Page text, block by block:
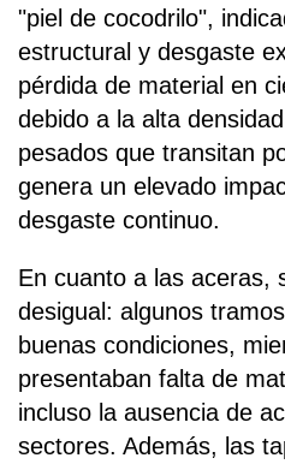
"piel de cocodrilo",
estructural y desgaste
pérdida de material en
debido a la alta
pesados que transitan
genera un elevado
desgaste continuo.
En cuanto a las aceras,
desigual: algunos
buenas condiciones,
presentaban falta de
incluso la ausencia de
sectores. Además, las